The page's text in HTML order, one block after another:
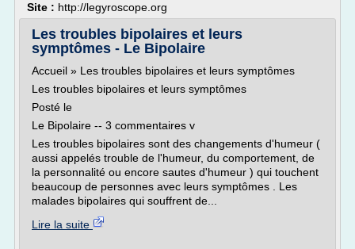
Site : http://legyroscope.org
Les troubles bipolaires et leurs
symptômes - Le Bipolaire
Accueil » Les troubles bipolaires et leurs symptômes
Les troubles bipolaires et leurs symptômes
Posté le
Le Bipolaire -- 3 commentaires v
Les troubles bipolaires sont des changements d'humeur (
aussi appelés trouble de l'humeur, du comportement, de
la personnalité ou encore sautes d'humeur ) qui touchent
beaucoup de personnes avec leurs symptômes . Les
malades bipolaires qui souffrent de...
Lire la suite